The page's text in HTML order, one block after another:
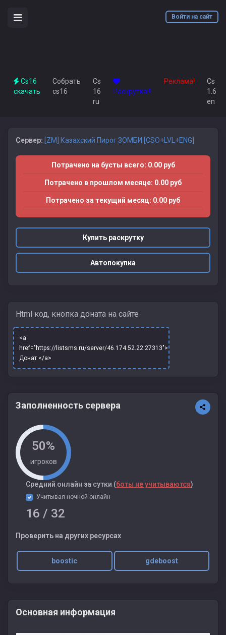
Войти на сайт
Cs16
скачать
Собрать
cs16
Cs
16
ru
Раскрутка!!!
Реклама!
Cs
1.6
en
Сервер: [ZM] Казахский Пирог ЗОМБИ [CSO+LVL+ENG]
Потрачено на бусты всего: 0.00 руб
Потрачено в прошлом месяце: 0.00 руб
Потрачено за текущий месяц: 0.00 руб
Купить раскрутку
Автопокупка
Html код, кнопка доната на сайте
<a
href="https://listsms.ru/server/46.174.52.22:27313">
Донат </a>
Заполненность сервера
50%
игроков
Cредний онлайн за сутки (боты не учитываются)
Учитывая ночной онлайн
16 / 32
Проверить на других ресурсах
boostic gdeboost
Основная информация